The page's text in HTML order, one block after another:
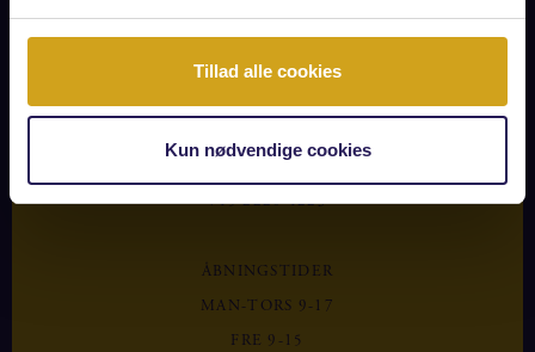
Tillad alle cookies
Kun nødvendige cookies
1820 FREDERIKSBERG C.
+45 2220 4223
ÅBNINGSTIDER
MAN-TORS 9-17
FRE 9-15